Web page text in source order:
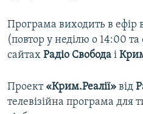
Програма виходить в ефір в
(повтор у неділю о 14:00 та
сайтах Радіо Свобода і
Проект «Крим.Реалії» від
телевізійна програма для